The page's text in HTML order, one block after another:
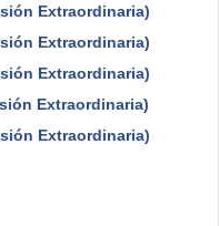
Extraordinaria)
Extraordinaria)
Extraordinaria)
Extraordinaria)
Extraordinaria)